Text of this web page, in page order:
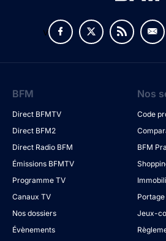
v
BFM
Direct BFMTV
Direct BFM2
Direct Radio BFM
Émissions BFMTV
Programme TV
Canaux TV
Nos dossiers
Évènements
Nos
Code
BFM
Jeux-